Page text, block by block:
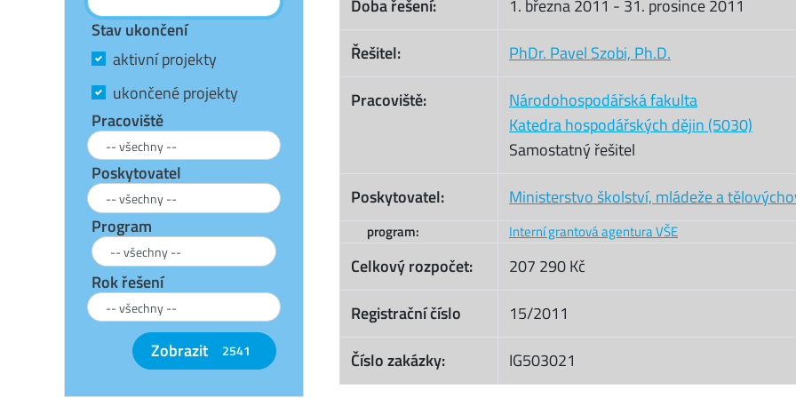
Doba řešení: 1. března 2011 - 31. prosince 2011
Řešitel:
PhDr. Pavel Szobi, Ph.D.
Pracoviště:
Národohospodářská fakulta
Katedra hospodářských dějin (5030)
Samostatný řešitel
Poskytovatel:
Ministerstvo školství, mládeže a
program: Interní grantová agentura VŠE
Celkový rozpočet:
207 290 Kč
Registrační číslo
15/2011
Číslo zakázky:
IG503021
Stav ukončení
aktivní projekty
ukončené projekty
Pracoviště
Poskytovatel
Program
Rok řešení
Zobrazit 2541